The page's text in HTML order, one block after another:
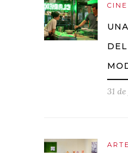
CINE
31
ARTE